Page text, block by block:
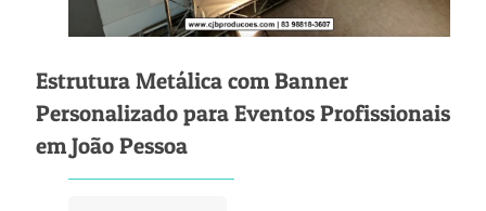
Estrutura Metálica com Banner
Personalizado para Eventos Profissionais
em João Pessoa